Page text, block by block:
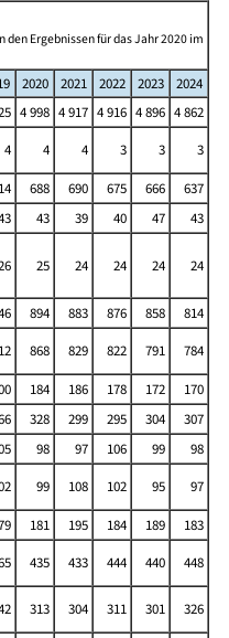
Ergebnissen für das Jahr 2020 im
2020 2021 2022 2023
2024
4 998 4 917 4 916 4 896 4 862
4 4 4 3 3
3
688 690 675 666
637
43 39 40 47
43
25 24 24 24 24
894 883 876 858
814
868 829 822 791
784
184 186 178 172
170
328 299 295 304
307
98 97 106 99
98
99 108 102 95
97
181 195 184 189
183
435 433 444 440
448
313 304 311 301
326